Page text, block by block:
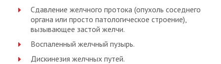
Сдавление желчного протока (опухоль соседнего
органа или просто патологическое строение),
вызывающее застой желчи.
Воспаленный желчный пузырь.
Дискинезия желчных путей.